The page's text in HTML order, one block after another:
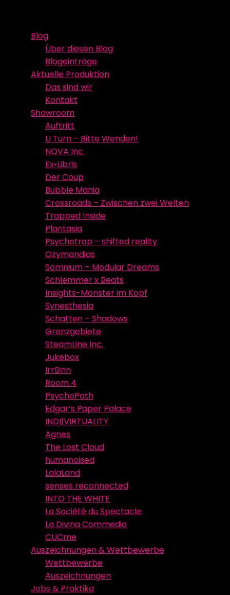
contentBlog
Über diesen Blog
Blogeinträge
Aktuelle Produktion
Das sind wir
Kontakt
Showroom
Auftritt
U Turn – Bitte Wenden!
NOVA Inc.
Ex•Libris
Der Coup
Bubble Mania
Crossroads – Zwischen zwei Welten
Trapped Inside
Plantasia
Psychotrop – shifted reality
Ozymandias
Somnium – Modular Dreams
Schlemmer x Beats
Insights-Monster im Kopf
Synesthesia
Schatten – Shadows
Grenzgebiete
SteamLine Inc.
Jukebox
IrrSinn
Room 4
PsychoPath
Edgar’s Paper Palace
INDI|VIRTUALITY
Agnes
The Lost Cloud
humanoised
LalaLand
senses reconnected
INTO THE WHITE
La Société du Spectacle
La Divina Commedia
CUCme
Auszeichnungen & Wettbewerbe
Wettbewerbe
Auszeichnungen
Jobs & Praktika